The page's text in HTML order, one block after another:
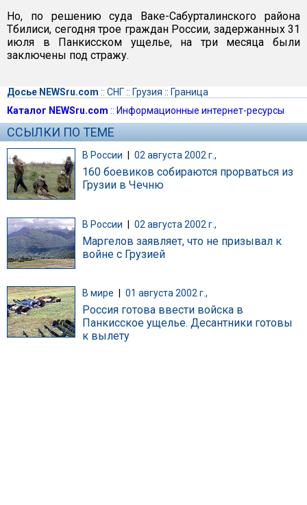
Но, по решению суда Ваке-Сабурталинского района
Тбилиси, сегодня трое граждан России, задержанных 31
июля в Панкисском ущелье, на три месяца были
заключены под стражу.
Досье NEWSru.com :: СНГ:: Грузия :: Граница
Каталог NEWSru.com :: Информационные интернет-ресурсы
ССЫЛКИ ПО ТЕМЕ
В России 02 августа 2002 г.,
160 боевиков собираются прорваться из
Грузии в Чечню
В России 02 августа 2002 г.,
Маргелов заявляет, что не призывал к
войне с Грузией
В мире 01 августа 2002 г.,
Россия готова ввести войска в
Панкисское ущелье. Десантники готовы
к вылету